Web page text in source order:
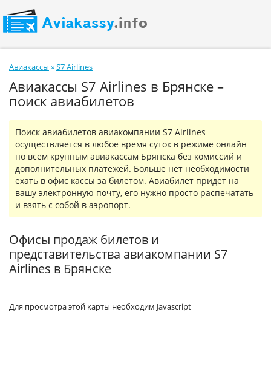
Авиакассы »S7 Airlines
Авиакассы S7 Airlines в Брянске –
поиск авиабилетов
Поиск авиабилетов авиакомпании S7 Airlines
осуществляется в любое время суток в режиме онлайн
по всем крупным авиакассам Брянска без комиссий и
дополнительных платежей. Больше нет необходимости
ехать в офис кассы за билетом. Авиабилет придет на
вашу электронную почту, его нужно просто распечатать
и взять с собой в аэропорт.
Офисы продаж билетов и
представительства авиакомпании S7
Airlines в Брянске
Для просмотра этой карты необходим Javascript